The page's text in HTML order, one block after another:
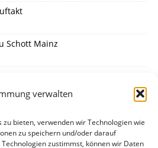
verwalten
bieten, verwenden wir Technologien wie
zu speichern und/oder darauf
zustimmst, können wir Daten
Schott Mainz